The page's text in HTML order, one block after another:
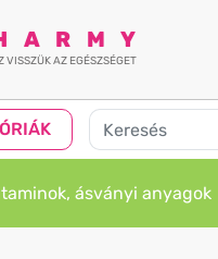
VISSZÜK AZ EGÉSZSÉGET
ásványi anyagok